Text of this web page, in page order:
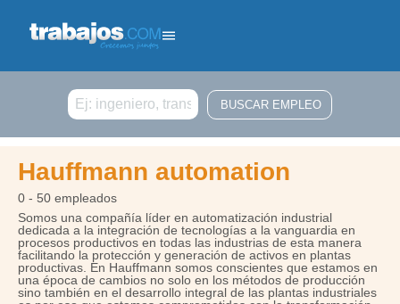
Buscar
Hauffmann automation
0 - 50 empleados
Somos una compañía líder en automatización industrial
dedicada a la integración de tecnologías a la vanguardia en
procesos productivos en todas las industrias de esta manera
facilitando la protección y generación de activos en plantas
productivas. En Hauffmann somos conscientes que estamos en
una época de cambios no solo en los métodos de producción
sino también en el desarrollo integral de las plantas industriales